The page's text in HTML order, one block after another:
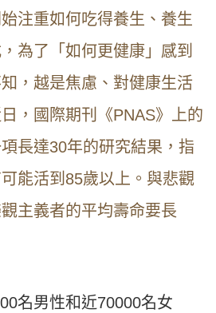
注重如何吃得養生、養生
為了「如何更健康」感到
，越是焦慮、對健康生活
，國際期刊《PNAS》上的
長達30年的研究結果，指
能活到85歲以上。與悲觀
主義者的平均壽命要長
名男性和近70000名女